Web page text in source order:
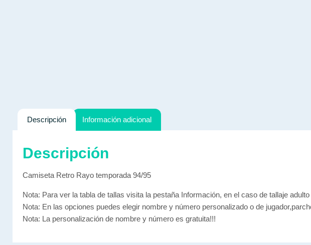
Descripción Información adicional
Descripción
Camiseta Retro Rayo temporada 94/95
Nota: Para ver la tabla de tallas visita la pestaña Información, en el caso de tallaje
Nota: En las opciones puedes elegir nombre y número personalizado o de
Nota: La personalización de nombre y número es gratuita!!!